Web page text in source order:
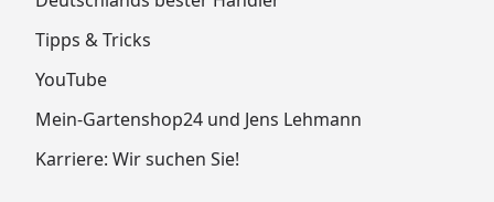
Tipps & Tricks
YouTube
Mein-Gartenshop24 und Jens Lehmann
Karriere: Wir suchen Sie!